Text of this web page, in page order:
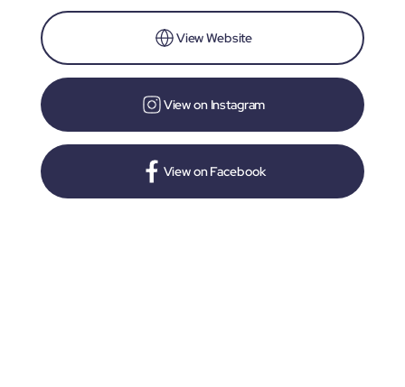
View Website
View on Instagram
View on Facebook